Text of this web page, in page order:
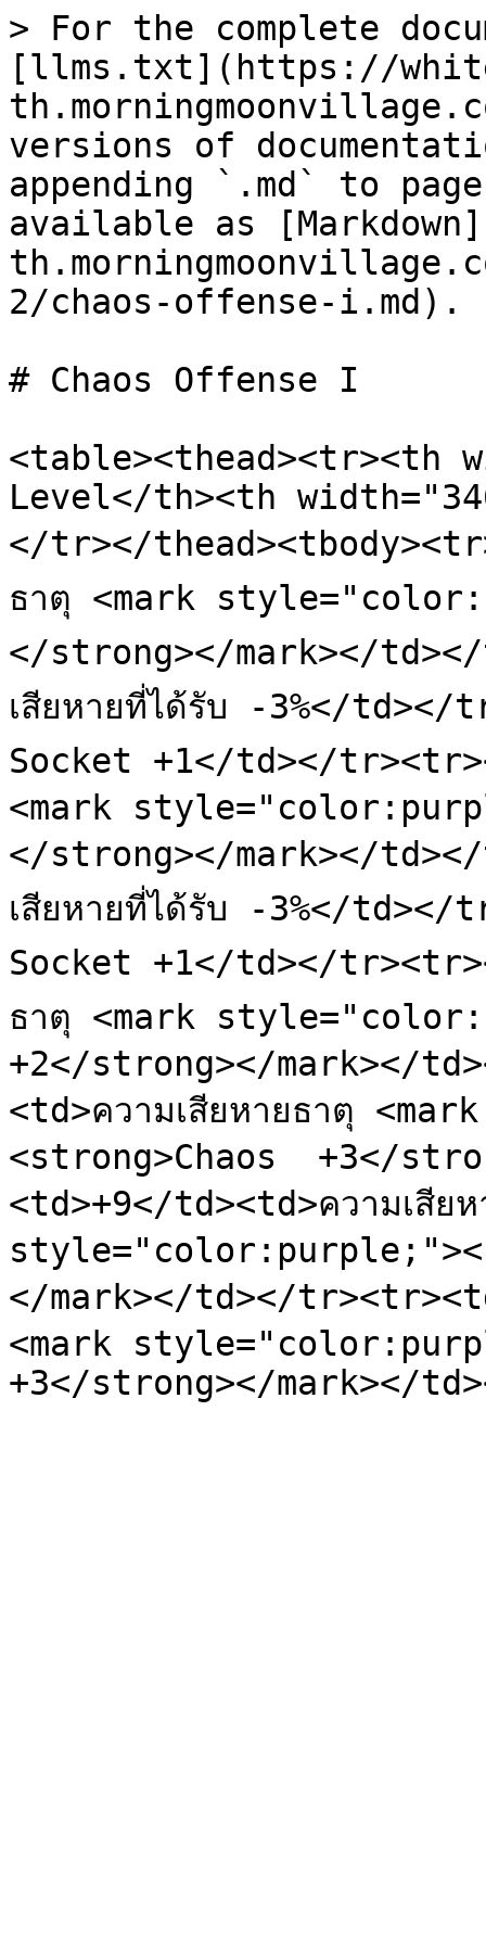
> For the complete
[llms.txt](https://
versions of
appending `.md` to
available as
2/chaos-offense-i.md).
# Chaos Offense I
<table><thead><tr><th
Level</th><th
</tr></
ธาตุ <mark
</strong></mark></
เสียหายที่ได้รับ -3%</
Socket +1</td></
<mark
</strong></mark></
เสียหายที่ได้รับ -3%</
Socket +1</td></
ธาตุ <mark
+2</strong></mark></
<td>ความเสียหายธาตุ
<strong>Chaos  +3</
<td>+9</td><td>ความเสีย
</mark></td></
<mark